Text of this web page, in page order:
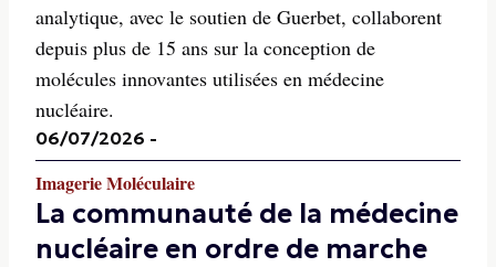
analytique, avec le soutien de Guerbet, collaborent
depuis plus de 15 ans sur la conception de
molécules innovantes utilisées en médecine
nucléaire.
06/07/2026 -
Imagerie Moléculaire
La communauté de la médecine
nucléaire en ordre de marche